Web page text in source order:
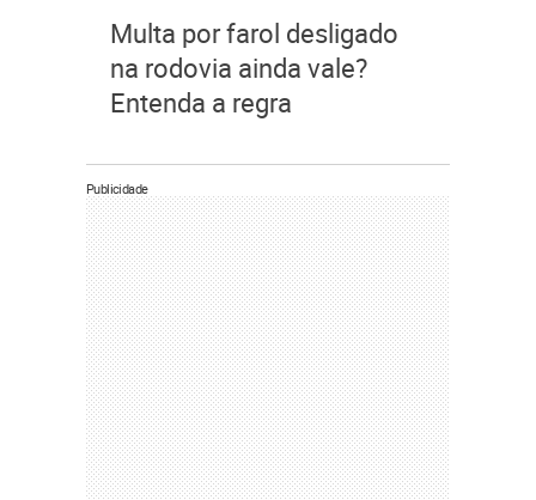
Multa por farol desligado
na rodovia ainda vale?
Entenda a regra
Publicidade